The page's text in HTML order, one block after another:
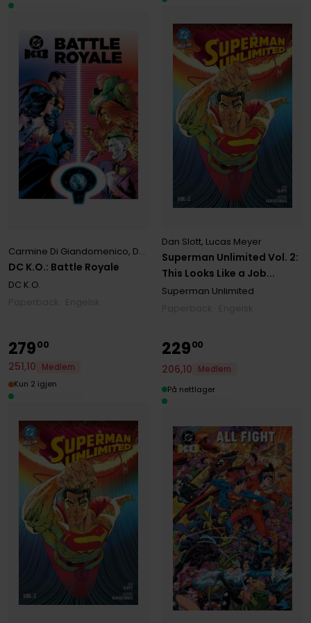
DC K.O.: Battle Royale
Carmine Di Giandomenico, Dan Mora Jeremy Adams, Joshua
DC K.O.
Superman Unlimited Vol. 2:
This Looks Like a Job...
Dan Slott, Lucas Meyer
Superman Unlimited
27900
251,10
Medlem
Kun 2 igjen
22900
206,10
Medlem
På nettlager